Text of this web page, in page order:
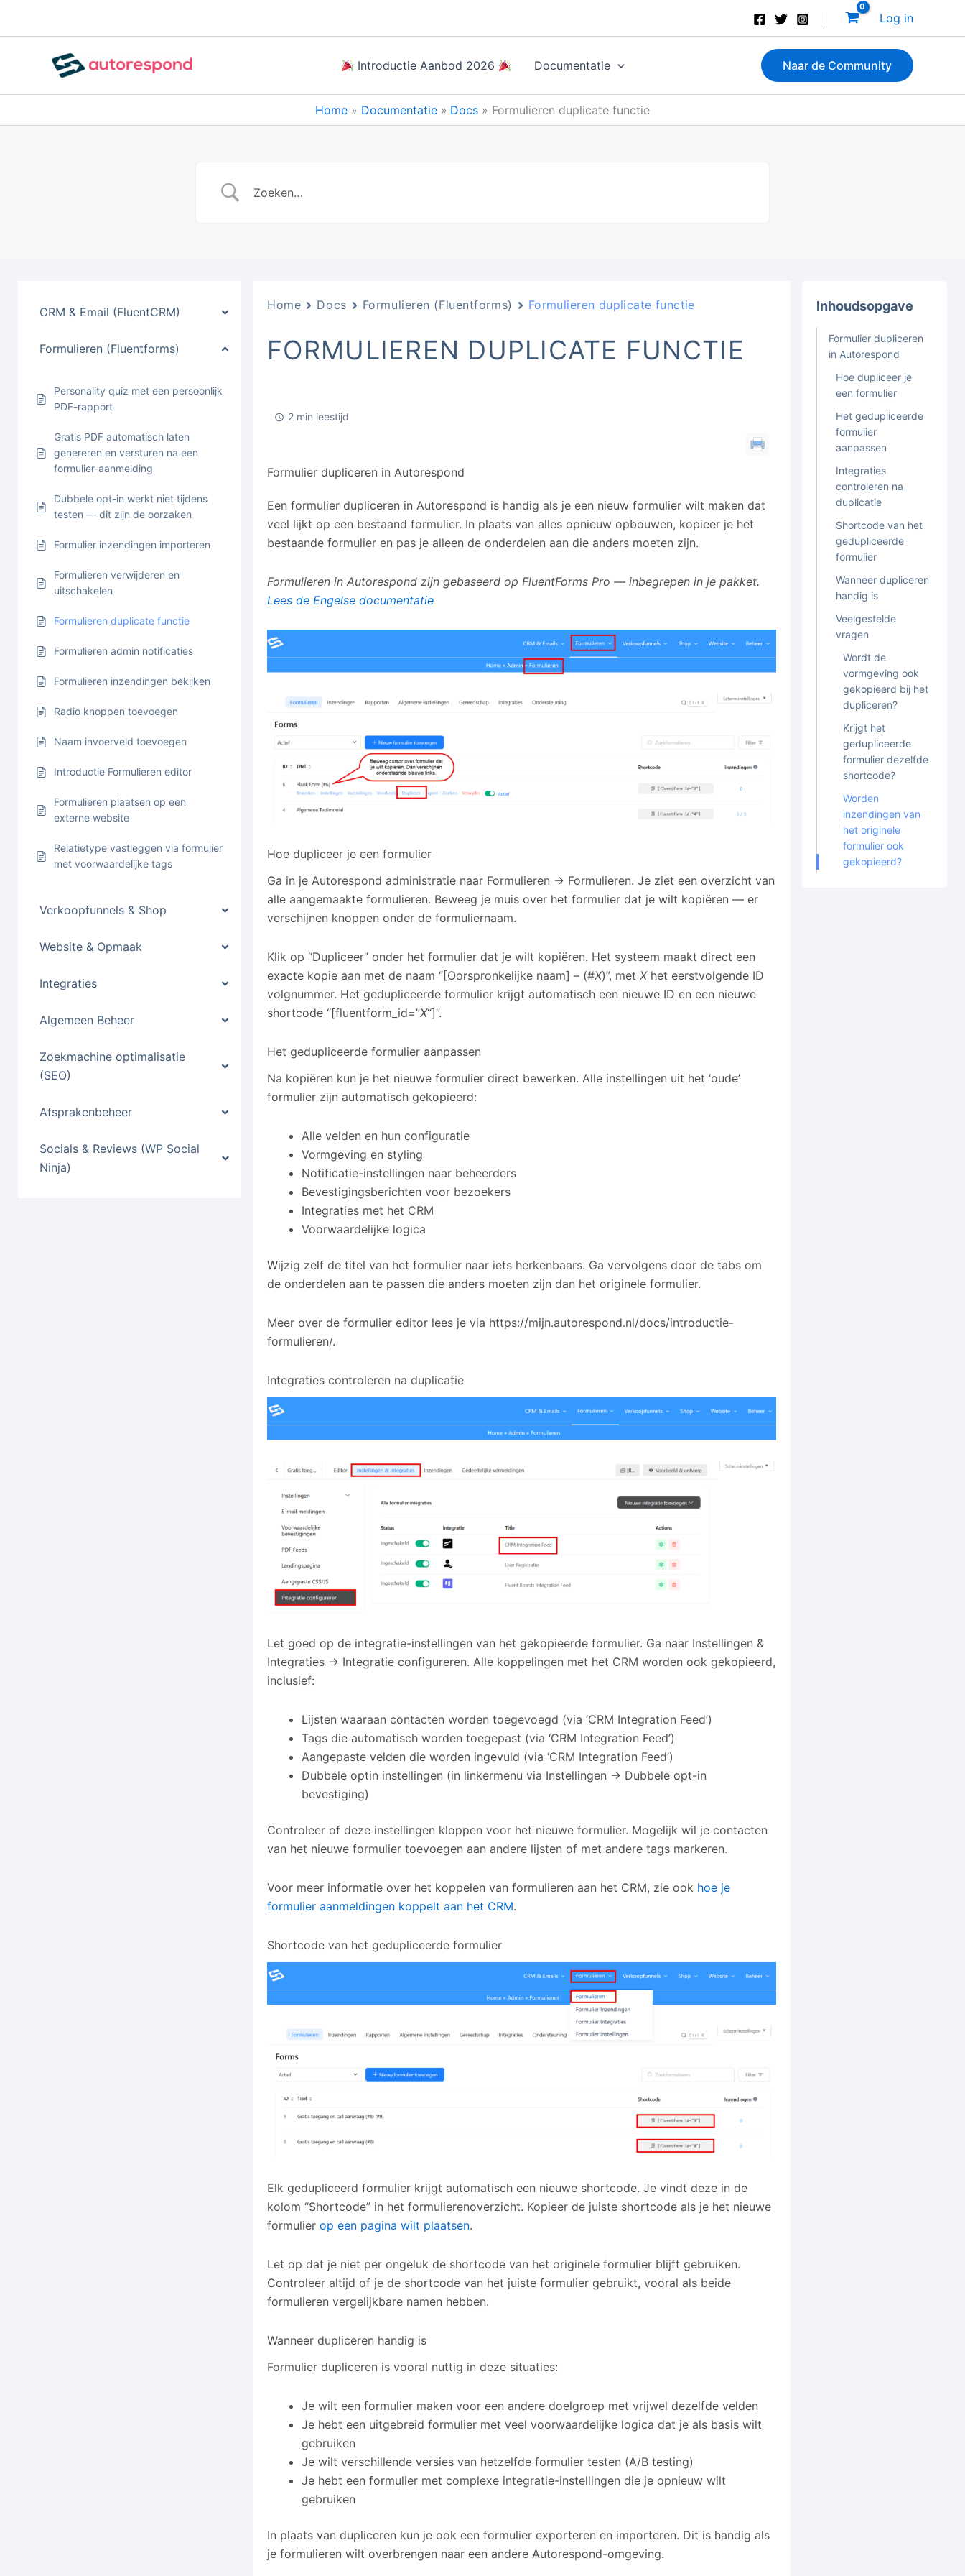
Log in
Introductie Aanbod 2026 Documentatie Naar de Community
Home Documentatie Docs Formulieren duplicate functie
CRM & Email (FluentCRM)
Formulieren (Fluentforms)
Personality quiz met een persoonlijk
PDF-rapport
Gratis PDF automatisch laten
genereren en versturen na een
formulier-aanmelding
Dubbele opt-in werkt niet tijdens
testen — dit zijn de oorzaken
Formulier inzendingen importeren
Formulieren verwijderen en
uitschakelen
Formulieren duplicate functie
Formulieren admin notificaties
Formulieren inzendingen bekijken
Radio knoppen toevoegen
Naam invoerveld toevoegen
Introductie Formulieren editor
Formulieren plaatsen op een
externe website
Relatietype vastleggen via formulier
met voorwaardelijke tags
Verkoopfunnels & Shop
Website & Opmaak
Integraties
Algemeen Beheer
Zoekmachine optimalisatie
(SEO)
Afsprakenbeheer
Socials & Reviews (WP Social
Ninja)
Home Docs Formulieren (Fluentforms) Formulieren duplicate functie
FORMULIEREN DUPLICATE FUNCTIE
2 min leestijd
Formulier dupliceren in Autorespond
Een formulier dupliceren in Autorespond is handig als je een nieuw formulier wilt maken dat
veel lijkt op een bestaand formulier. In plaats van alles opnieuw opbouwen, kopieer je het
bestaande formulier en pas je alleen de onderdelen aan die anders moeten zijn.
Formulieren in Autorespond zijn gebaseerd op FluentForms Pro — inbegrepen in je pakket.
Lees de Engelse documentatie
Hoe dupliceer je een formulier
Ga in je Autorespond administratie naar Formulieren → Formulieren. Je ziet een overzicht van
alle aangemaakte formulieren. Beweeg je muis over het formulier dat je wilt kopiëren — er
verschijnen knoppen onder de formuliernaam.
Klik op “Dupliceer” onder het formulier dat je wilt kopiëren. Het systeem maakt direct een
exacte kopie aan met de naam “[Oorspronkelijke naam] – (#X)”, metXhet eerstvolgende ID
volgnummer. Het gedupliceerde formulier krijgt automatisch een nieuwe ID en een nieuwe
shortcode “[fluentform_id=”X“]”.
Het gedupliceerde formulier aanpassen
Na kopiëren kun je het nieuwe formulier direct bewerken. Alle instellingen uit het ‘oude’
formulier zijn automatisch gekopieerd:
Alle velden en hun configuratie
Vormgeving en styling
Notificatie-instellingen naar beheerders
Bevestigingsberichten voor bezoekers
Integraties met het CRM
Voorwaardelijke logica
Wijzig zelf de titel van het formulier naar iets herkenbaars. Ga vervolgens door de tabs om
de onderdelen aan te passen die anders moeten zijn dan het originele formulier.
Meer over de formulier editor lees je via https://mijn.autorespond.nl/docs/introductie-
formulieren/.
Integraties controleren na duplicatie
Let goed op de integratie-instellingen van het gekopieerde formulier. Ga naar Instellingen &
Integraties → Integratie configureren. Alle koppelingen met het CRM worden ook gekopieerd,
inclusief:
Lijsten waaraan contacten worden toegevoegd (via ‘CRM Integration Feed’)
Tags die automatisch worden toegepast (via ‘CRM Integration Feed’)
Aangepaste velden die worden ingevuld (via ‘CRM Integration Feed’)
Dubbele optin instellingen (in linkermenu via Instellingen → Dubbele opt-in
bevestiging)
Controleer of deze instellingen kloppen voor het nieuwe formulier. Mogelijk wil je contacten
van het nieuwe formulier toevoegen aan andere lijsten of met andere tags markeren.
Voor meer informatie over het koppelen van formulieren aan het CRM, zie ook hoe je
formulier aanmeldingen koppelt aan het CRM.
Shortcode van het gedupliceerde formulier
Elk gedupliceerd formulier krijgt automatisch een nieuwe shortcode. Je vindt deze in de
kolom “Shortcode” in het formulierenoverzicht. Kopieer de juiste shortcode als je het nieuwe
formulierop een pagina wilt plaatsen.
Let op dat je niet per ongeluk de shortcode van het originele formulier blijft gebruiken.
Controleer altijd of je de shortcode van het juiste formulier gebruikt, vooral als beide
formulieren vergelijkbare namen hebben.
Wanneer dupliceren handig is
Formulier dupliceren is vooral nuttig in deze situaties:
Je wilt een formulier maken voor een andere doelgroep met vrijwel dezelfde velden
Je hebt een uitgebreid formulier met veel voorwaardelijke logica dat je als basis wilt
gebruiken
Je wilt verschillende versies van hetzelfde formulier testen (A/B testing)
Je hebt een formulier met complexe integratie-instellingen die je opnieuw wilt
gebruiken
In plaats van dupliceren kun je ook een formulier exporteren en importeren. Dit is handig als
je formulieren wilt overbrengen naar een andere Autorespond-omgeving.
Inhoudsopgave
Formulier dupliceren
in Autorespond
Hoe dupliceer je
een formulier
Het gedupliceerde
formulier
aanpassen
Integraties
controleren na
duplicatie
Shortcode van het
gedupliceerde
formulier
Wanneer dupliceren
handig is
Veelgestelde
vragen
Wordt de
vormgeving ook
gekopieerd bij het
dupliceren?
Krijgt het
gedupliceerde
formulier dezelfde
shortcode?
Worden
inzendingen van
het originele
formulier ook
gekopieerd?